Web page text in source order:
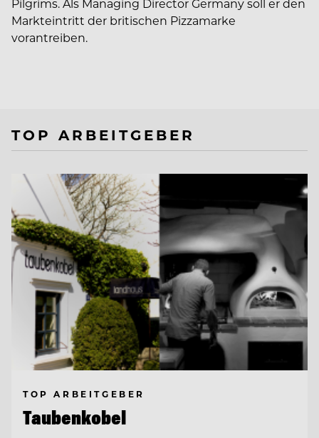
Markteintritt der britischen Pizzamarke
vorantreiben.
TOP ARBEITGEBER
TOP ARBEITGEBER
Taubenkobel